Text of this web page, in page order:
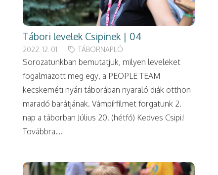
Tábori levelek Csipinek | 04
2022. 12. 01. TÁBORNAPLÓ
Sorozatunkban bemutatjuk, milyen leveleket
fogalmazott meg egy, a PEOPLE TEAM
kecskeméti nyári táborában nyaraló diák otthon
maradó barátjának. Vámpírfilmet forgatunk 2.
nap a táborban Július 20. (hétfő) Kedves Csipi!
Továbbra…